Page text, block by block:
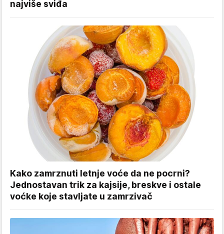
najviše sviđa
Kako zamrznuti letnje voće da ne pocrni?
Jednostavan trik za kajsije, breskve i ostale
voćke koje stavljate u zamrzivač